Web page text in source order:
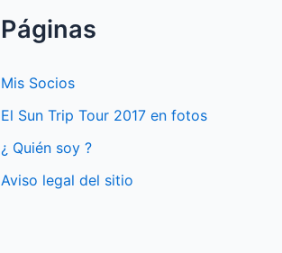
s
a
r
Páginas
Mis Socios
El Sun Trip Tour 2017 en fotos
¿ Quién soy ?
Aviso legal del sitio